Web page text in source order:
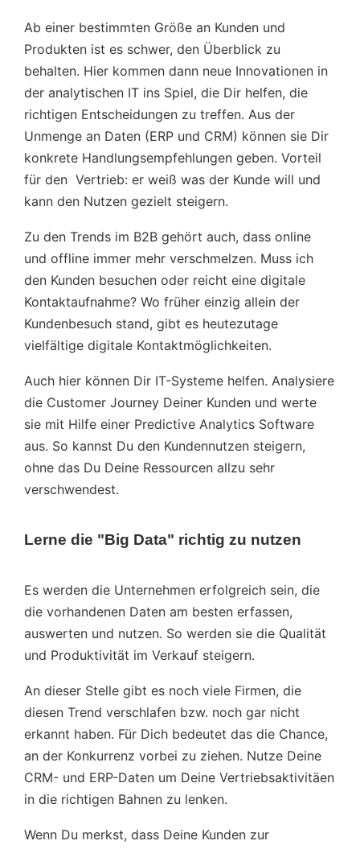
Ab einer bestimmten Größe an Kunden und
Produkten ist es schwer, den Überblick zu
behalten. Hier kommen dann neue Innovationen in
der analytischen IT ins Spiel, die Dir helfen, die
richtigen Entscheidungen zu treffen. Aus der
Unmenge an Daten (ERP und CRM) können sie Dir
konkrete Handlungsempfehlungen geben. Vorteil
für den Vertrieb: er weiß was der Kunde will und
kann den Nutzen gezielt steigern.
Zu den Trends im B2B gehört auch, dass online
und offline immer mehr verschmelzen. Muss ich
den Kunden besuchen oder reicht eine digitale
Kontaktaufnahme? Wo früher einzig allein der
Kundenbesuch stand, gibt es heutezutage
vielfältige digitale Kontaktmöglichkeiten.
Auch hier können Dir IT-Systeme helfen. Analysiere
die Customer Journey Deiner Kunden und werte
sie mit Hilfe einer Predictive Analytics Software
aus. So kannst Du den Kundennutzen steigern,
ohne das Du Deine Ressourcen allzu sehr
verschwendest.
Lerne die "Big Data" richtig zu nutzen
Es werden die Unternehmen erfolgreich sein, die
die vorhandenen Daten am besten erfassen,
auswerten und nutzen. So werden sie die Qualität
und Produktivität im Verkauf steigern.
An dieser Stelle gibt es noch viele Firmen, die
diesen Trend verschlafen bzw. noch gar nicht
erkannt haben. Für Dich bedeutet das die Chance,
an der Konkurrenz vorbei zu ziehen. Nutze Deine
CRM- und ERP-Daten um Deine Vertriebsaktivitäen
in die richtigen Bahnen zu lenken.
Wenn Du merkst, dass Deine Kunden zur